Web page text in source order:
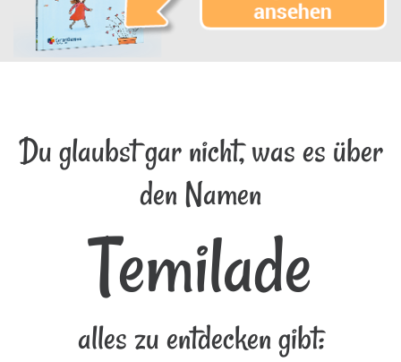
Du glaubst gar nicht, was es über
den Namen
Temilade
alles zu entdecken gibt: